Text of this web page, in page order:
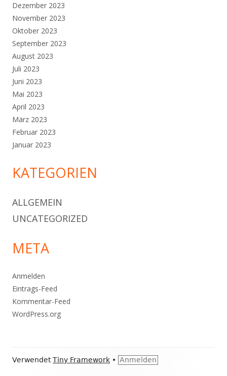
Dezember 2023
November 2023
Oktober 2023
September 2023
August 2023
Juli 2023
Juni 2023
Mai 2023
April 2023
März 2023
Februar 2023
Januar 2023
KATEGORIEN
ALLGEMEIN
UNCATEGORIZED
META
Anmelden
Eintrags-Feed
Kommentar-Feed
WordPress.org
Footer
VerwendetTiny Framework • Anmelden